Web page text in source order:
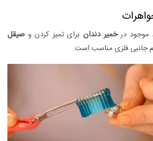
موجود درخمیر دندان برای تمیز کردن و صیقل
جانبی فلزی مناسب است.